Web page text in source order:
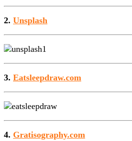
2. Unsplash
3. Eatsleepdraw.com
4. Gratisography.com